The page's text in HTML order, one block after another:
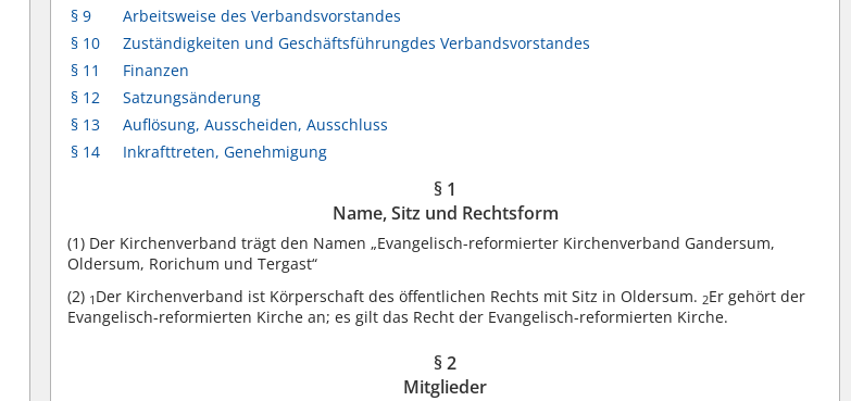
§ 9
Arbeitsweise des Verbandsvorstandes
§ 10
Zuständigkeiten und Geschäftsführungdes Verbandsvorstandes
§ 11
Finanzen
§ 12
Satzungsänderung
§ 13
Auflösung, Ausscheiden, Ausschluss
§ 14
Inkrafttreten, Genehmigung
§ 1
Name, Sitz und Rechtsform
(1) Der Kirchenverband trägt den Namen „Evangelisch-reformierter Kirchenverband Gandersum,
Oldersum, Rorichum und Tergast“
(2) 1 Der Kirchenverband ist Körperschaft des öffentlichen Rechts mit Sitz in Oldersum. 2Er gehört der
Evangelisch-reformierten Kirche an; es gilt das Recht der Evangelisch-reformierten Kirche.
§ 2
Mitglieder